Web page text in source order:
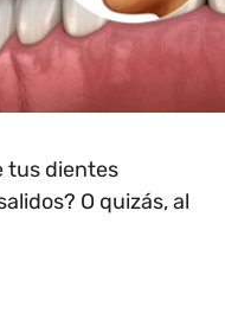
tus dientes
O quizás, al